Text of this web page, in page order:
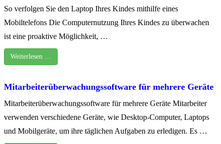
So verfolgen Sie den Laptop Ihres Kindes mithilfe eines
Mobiltelefons Die Computernutzung Ihres Kindes zu überwachen
ist eine proaktive Möglichkeit, …
Weiterlesen …
Mitarbeiterüberwachungssoftware für mehrere Geräte
Mitarbeiterüberwachungssoftware für mehrere Geräte Mitarbeiter
verwenden verschiedene Geräte, wie Desktop-Computer, Laptops
und Mobilgeräte, um ihre täglichen Aufgaben zu erledigen. Es …